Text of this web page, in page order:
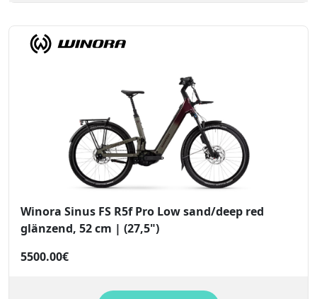
Winora Sinus FS R5f Pro Low sand/deep red
glänzend, 52 cm | (27,5")
5500.00€